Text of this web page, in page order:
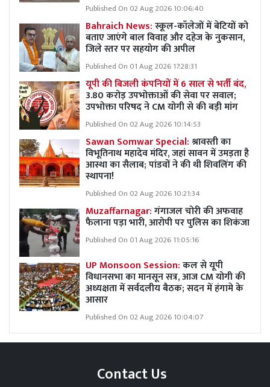
Published On 02 Aug 2026 10:06:40
Bahraich News:स्कूल-कॉलेजों में बेटियों को
बताए जाएंगे बाल विवाह और दहेज के नुकसान,
जिले स्तर पर सहयोग की अपील
Published On 01 Aug 2026 17:28:31
यूपी की बिजली कंपनियों में 6 साल से भर्ती बंद,
3.80 करोड़ उपभोक्ताओं की सेवा पर सवाल;
उपभोक्ता परिषद ने CM योगी से की बड़ी मांग
Published On 02 Aug 2026 10:14:53
Sawan Somwar Special:श्रावस्ती का
विभूतिनाथ महादेव मंदिर, जहां सावन में उमड़ता है
आस्था का सैलाब; पांडवों ने की थी शिवलिंग की
स्थापना!
Published On 02 Aug 2026 10:21:34
Muzaffarnagar:गंगाजल चोरी की अफवाह
फैलाना पड़ा भारी, आरोपी पर पुलिस का शिकंजा
Published On 01 Aug 2026 11:05:16
UP Monsoon Session:कल से यूपी
विधानसभा का मानसून सत्र, आज CM योगी की
अध्यक्षता में सर्वदलीय बैठक; सदन में हंगामे के
आसार
Published On 02 Aug 2026 10:04:07
Contact Us